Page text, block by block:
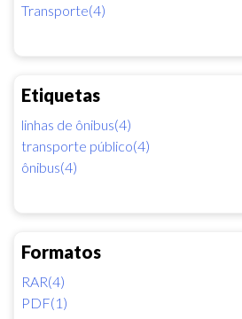
Transporte(4)
Etiquetas
linhas de ônibus(4)
transporte público(4)
ônibus(4)
Formatos
RAR(4)
PDF(1)